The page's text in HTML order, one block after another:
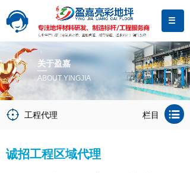
关于盈嘉
ABOUT YINGJIA
栏目
工程代理
诚招工程区域代理